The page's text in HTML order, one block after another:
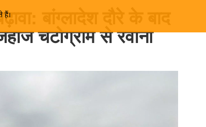
हैं।
बांग्लादेश दौरे के बाद
चटोग्राम से रवाना